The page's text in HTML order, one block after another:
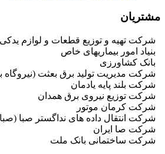
مشتریان
شرکت تهیه و توزیع قطعات و لوازم یدکی
بنیاد امور بیماریهای خاص
بانک کشاورزی
شرکت مدیریت تولید برق بعثت (نیروگاه
شرکت بلند پایه یادمان
شرکت توزیع نیروی برق همدان
شرکت کرمان موتور
شرکت انتقال داده های نداگستر صبا
شرکت صا ایران
شرکت ساختمانی بانک ملت